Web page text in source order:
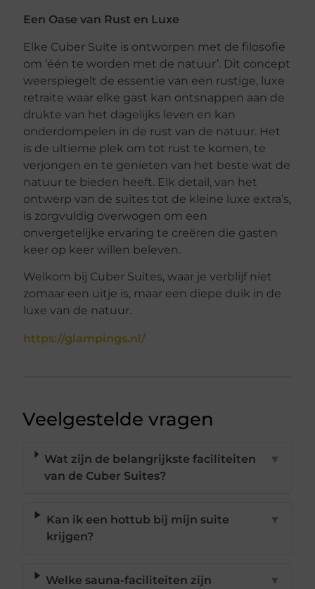
Een Oase van Rust en Luxe
Elke Cuber Suite is ontworpen met de filosofie
om ‘één te worden met de natuur’. Dit concept
weerspiegelt de essentie van een rustige, luxe
retraite waar elke gast kan ontsnappen aan de
drukte van het dagelijks leven en kan
onderdompelen in de rust van de natuur. Het
is de ultieme plek om tot rust te komen, te
verjongen en te genieten van het beste wat de
natuur te bieden heeft. Elk detail, van het
ontwerp van de suites tot de kleine luxe extra’s,
is zorgvuldig overwogen om een
onvergetelijke ervaring te creëren die gasten
keer op keer willen beleven.
Welkom bij Cuber Suites, waar je verblijf niet
zomaar een uitje is, maar een diepe duik in de
luxe van de natuur.
https://glampings.nl/
Veelgestelde vragen
Wat zijn de belangrijkste faciliteiten
van de Cuber Suites?
▼
Kan ik een hottub bij mijn suite
krijgen?
▼
Welke sauna-faciliteiten zijn
▼